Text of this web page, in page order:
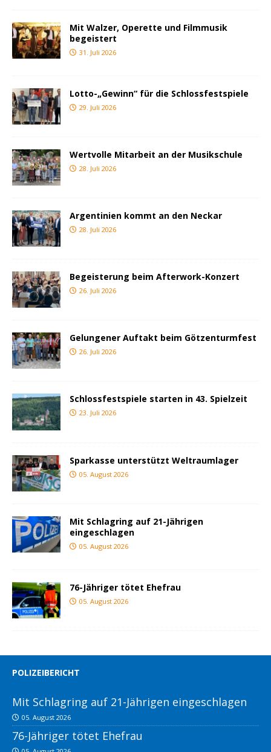
Mit Walzer, Operette und Filmmusik
begeistert
31. Juli 2026
Lotto-„Gewinn“ für die Schlossfestspiele
29. Juli 2026
Wertvolle Mitarbeit an der Musikschule
28. Juli 2026
Argentinien kommt an den Neckar
28. Juli 2026
Begeisterung beim Afterwork-Konzert
26. Juli 2026
Gelungener Auftakt beim Götzenturmfest
26. Juli 2026
Schlossfestspiele starten in 43. Spielzeit
23. Juli 2026
Sparkasse unterstützt Weltraumlager
05. August 2026
Mit Schlagring auf 21-Jährigen
eingeschlagen
05. August 2026
76-Jähriger tötet Ehefrau
05. August 2026
POLIZEIBERICHT
Mit Schlagring auf 21-Jährigen eingeschlagen
05. August 2026
76-Jähriger tötet Ehefrau